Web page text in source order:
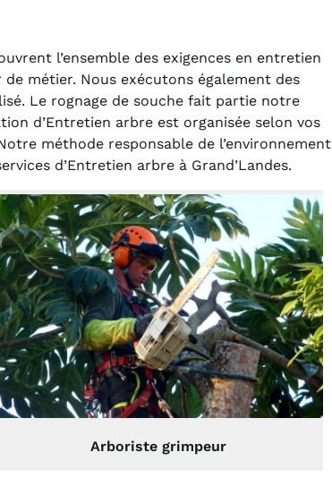
l’ensemble des exigences en entretien
métier. Nous exécutons également des
Le rognage de souche fait partie notre
d’Entretien arbre est organisée selon vos
méthode responsable de l’environnement
d’Entretien arbre à Grand’Landes.
Arboriste grimpeur
a
efficace
laissant
et
Laurent Perrin
Excellente prestation pour
l'abattage délicat d'un sapin
entre deux maisons.
Technicité irréprochable et
sécurité assurée. Le
chantier a été laissé propre.
Je n'hésiterai pas à vous
recontacter.